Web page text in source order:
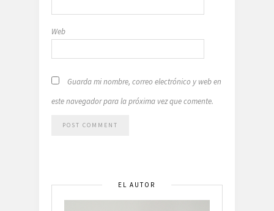
Web
Guarda mi nombre, correo electrónico y web en
este navegador para la próxima vez que comente.
EL AUTOR